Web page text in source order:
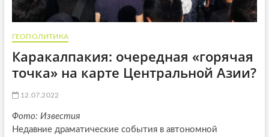
ГЕОПОЛИТИКА
Каракалпакия: очередная «горячая
точка» на карте Центральной Азии?
12.07.2022
Фото: Известия
Недавние драматические события в автономной